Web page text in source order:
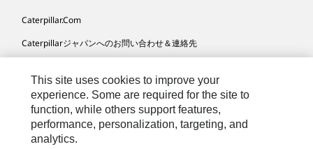
Caterpillar.com
Caterpillarジャパンへのお問い合わせ＆連絡先
サイト･マップ
Cookie Settings
法的事項
This site uses cookies to improve your
experience. Some are required for the site to
function, while others support features,
performance, personalization, targeting, and
analytics.